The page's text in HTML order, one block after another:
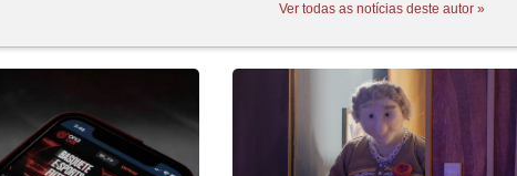
Ver todas as notícias deste autor »